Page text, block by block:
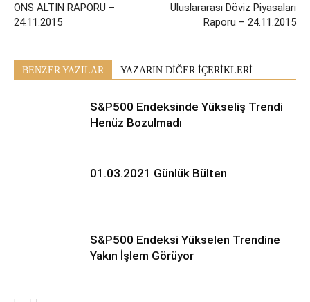
ONS ALTIN RAPORU –
24.11.2015
Uluslararası Döviz Piyasaları
Raporu – 24.11.2015
BENZER YAZILAR YAZARIN DİĞER İÇERİKLERİ
S&P500 Endeksinde Yükseliş Trendi
Henüz Bozulmadı
01.03.2021 Günlük Bülten
S&P500 Endeksi Yükselen Trendine
Yakın İşlem Görüyor